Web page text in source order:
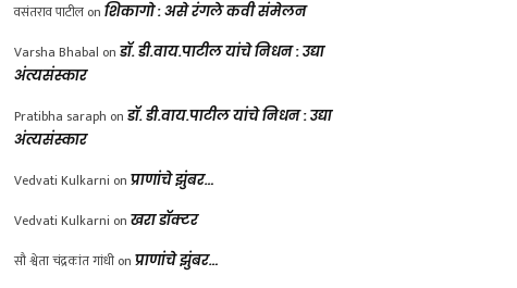
वसंतराव पाटील on शिकागो : असे रंगले कवी संमेलन
Varsha Bhabal on डॉ. डी.वाय.पाटील यांचे निधन : उद्या
अंत्यसंस्कार
Pratibha saraph on डॉ. डी.वाय.पाटील यांचे निधन : उद्या
अंत्यसंस्कार
Vedvati Kulkarni on प्राणांचे झुंबर…
Vedvati Kulkarni on खरा डॉक्टर
सौ श्वेता चंद्रकांत गांधी on प्राणांचे झुंबर…